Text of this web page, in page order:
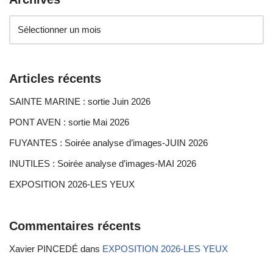
Articles récents
SAINTE MARINE : sortie Juin 2026
PONT AVEN : sortie Mai 2026
FUYANTES : Soirée analyse d’images-JUIN 2026
INUTILES : Soirée analyse d’images-MAI 2026
EXPOSITION 2026-LES YEUX
Commentaires récents
Xavier PINCEDÉ dans EXPOSITION 2026-LES YEUX